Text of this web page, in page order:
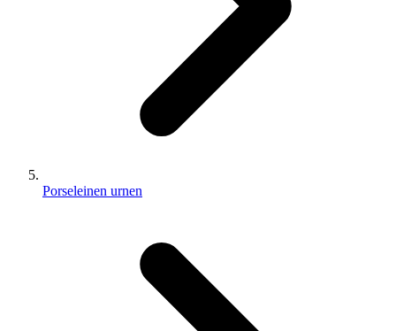
Porseleinen urnen